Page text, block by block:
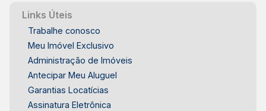
Links Úteis
Trabalhe conosco
Meu Imóvel Exclusivo
Administração de Imóveis
Antecipar Meu Aluguel
Garantias Locatícias
Assinatura Eletrônica